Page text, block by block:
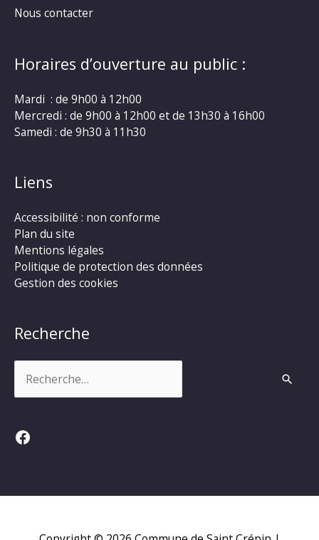
Nous contacter
Horaires d’ouverture au public :
Mardi : de 9h00 à 12h00
Mercredi : de 9h00 à 12h00 et de 13h30 à 16h00
Samedi : de 9h30 à 11h30
Liens
Accessibilité : non conforme
Plan du site
Mentions légales
Politique de protection des données
Gestion des cookies
Recherche
Facebook